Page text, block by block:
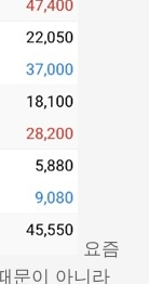
요즘
문이 아니라